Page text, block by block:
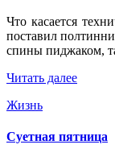
Что касается
поставил
спины пиджаком,
Читать далее
Жизнь
Суетная пятница